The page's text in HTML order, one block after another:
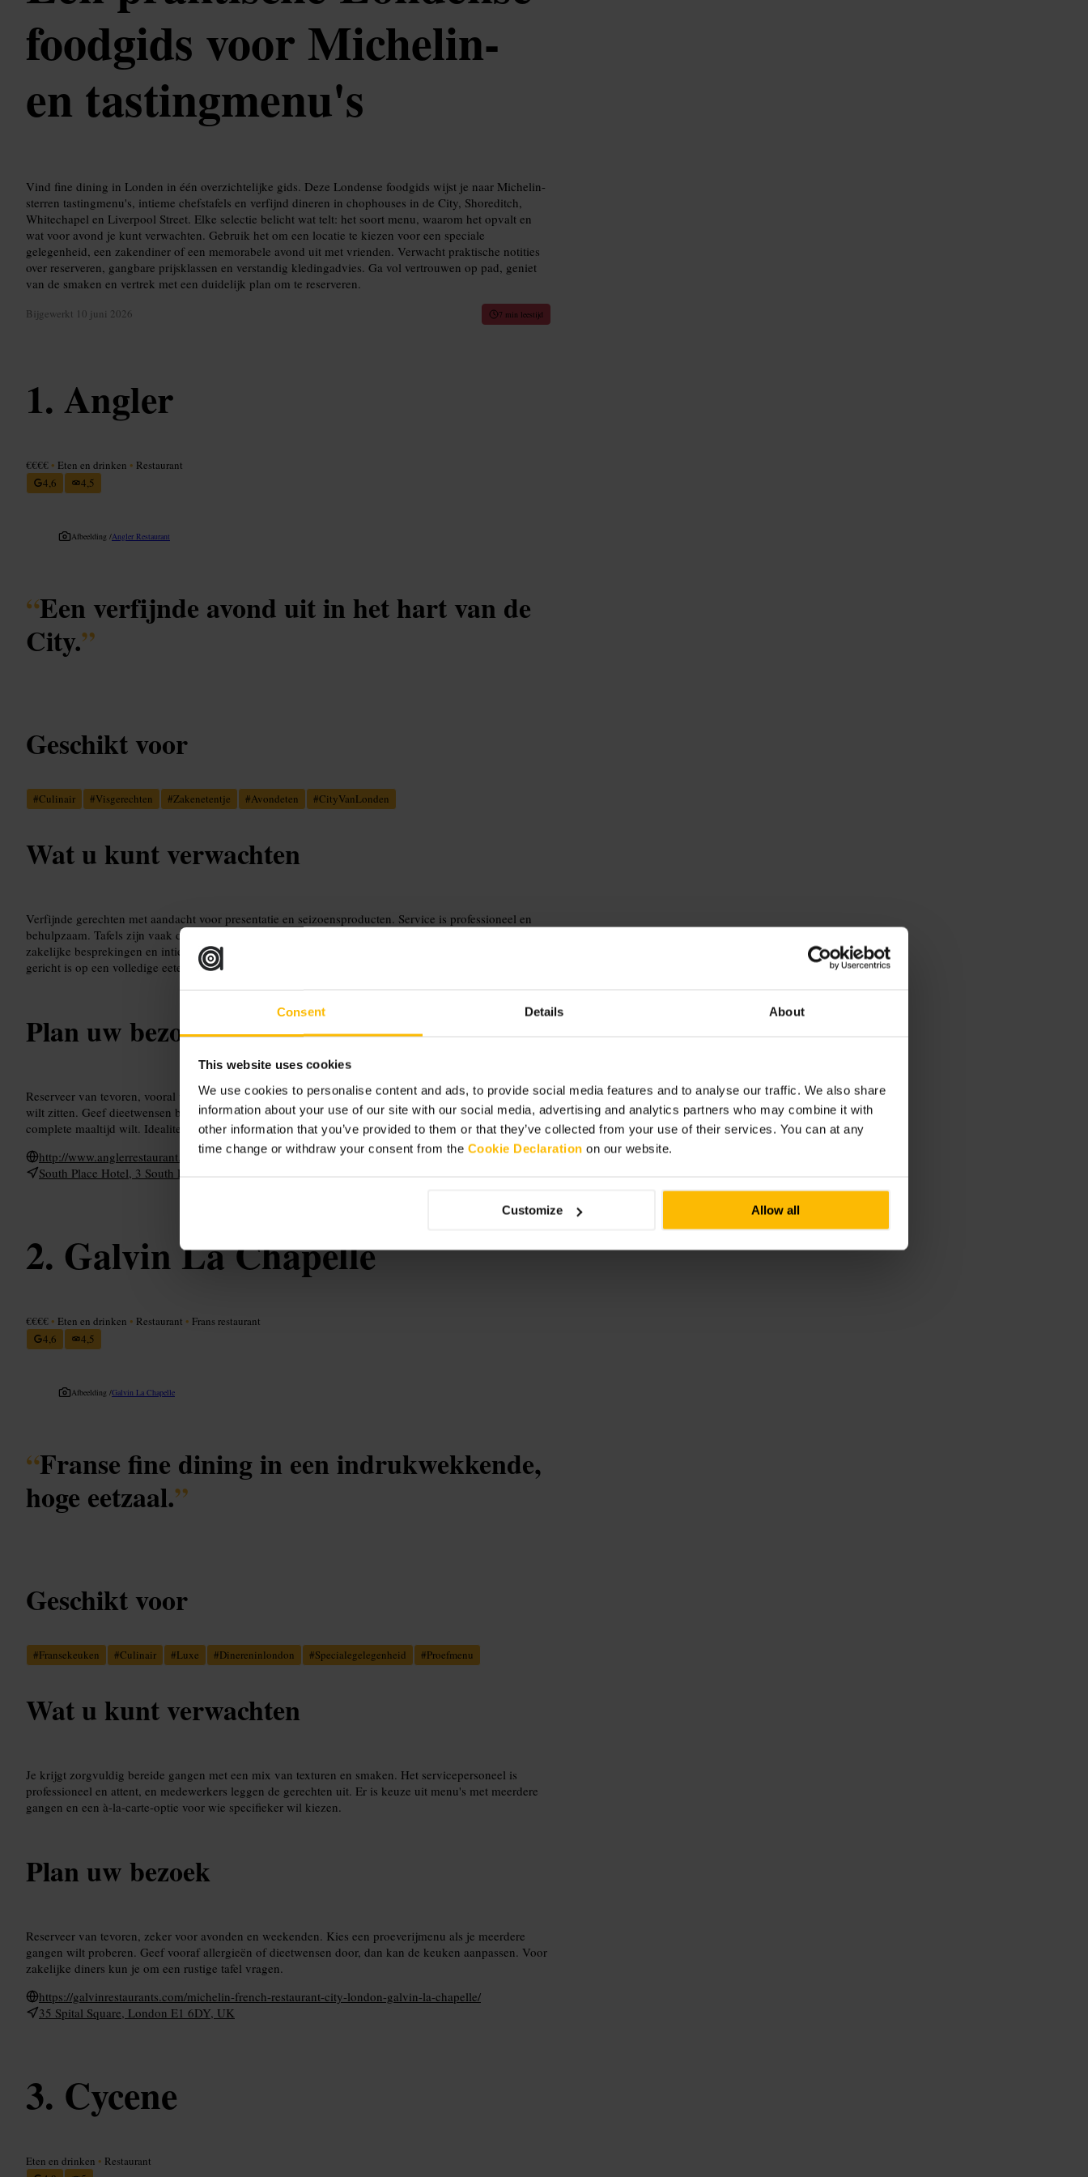
Consent Details About
This website uses cookies
We use cookies to personalise content and ads, to provide social media features and to analyse our traffic. We also share
information about your use of our site with our social media, advertising and analytics partners who may combine it with
other information that you’ve provided to them or that they’ve collected from your use of their services. You can at any
time change or withdraw your consent from the Cookie Declaration on our website.
Customize Allow all
foodgids voor Michelin-
en tastingmenu's
Vind fine dining in Londen in één overzichtelijke gids. Deze Londense foodgids wijst je naar Michelin-
sterren tastingmenu's, intieme chefstafels en verfijnd dineren in chophouses in de City, Shoreditch,
Whitechapel en Liverpool Street. Elke selectie belicht wat telt: het soort menu, waarom het opvalt en
wat voor avond je kunt verwachten. Gebruik het om een locatie te kiezen voor een speciale
gelegenheid, een zakendiner of een memorabele avond uit met vrienden. Verwacht praktische notities
over reserveren, gangbare prijsklassen en verstandig kledingadvies. Ga vol vertrouwen op pad, geniet
van de smaken en vertrek met een duidelijk plan om te reserveren.
Bijgewerkt 10 juni 2026 7 min leestijd
Angler
€€€€ • Eten en drinken • Restaurant
4,6
4,5
Afbeelding /Angler Restaurant
“Een verfijnde avond uit in het hart van de
City.”
Geschikt voor
#Culinair #Visgerechten #Zakenetentje #Avondeten #CityVanLonden
Wat u kunt verwachten
Verfijnde gerechten met aandacht voor presentatie en seizoensproducten. Service is professioneel en
behulpzaam. Tafels zijn vaak dicht genoeg voor gesprekken, wat het restaurant geschikt maakt voor
zakelijke besprekingen en intieme diners. Verwacht een rustiger, ingetogen interieur en een menu dat
gericht is op een volledige eetervaring.
Plan uw bezoek
Reserveer van tevoren, vooral voor avonden en grotere groepen. Kies smart-casual kleding als je zeker
wilt zitten. Geef dieetwensen bij reservering door. Vraag bij aankomst naar wijnaanbevelingen als je een
complete maaltijd wilt. Idealiter combineer je dit met een drankje in de bar vooraf of na het diner.
http://www.anglerrestaurant.com/
South Place Hotel, 3 South Pl, London EC2M 2AF, UK
Galvin La Chapelle
€€€€ • Eten en drinken • Restaurant • Frans restaurant
4,6
4,5
Afbeelding /Galvin La Chapelle
“Franse fine dining in een indrukwekkende,
hoge eetzaal.”
Geschikt voor
#Fransekeuken #Culinair #Luxe #Dinereninlondon #Specialegelegenheid #Proefmenu
Wat u kunt verwachten
Je krijgt zorgvuldig bereide gangen met een mix van texturen en smaken. Het servicepersoneel is
professioneel en attent, en medewerkers leggen de gerechten uit. Er is keuze uit menu's met meerdere
gangen en een à-la-carte-optie voor wie specifieker wil kiezen.
Plan uw bezoek
Reserveer van tevoren, zeker voor avonden en weekenden. Kies een proeverijmenu als je meerdere
gangen wilt proberen. Geef vooraf allergieën of dieetwensen door, dan kan de keuken aanpassen. Voor
zakelijke diners kun je om een rustige tafel vragen.
https://galvinrestaurants.com/michelin-french-restaurant-city-london-galvin-la-chapelle/
35 Spital Square, London E1 6DY, UK
Cycene
Eten en drinken • Restaurant